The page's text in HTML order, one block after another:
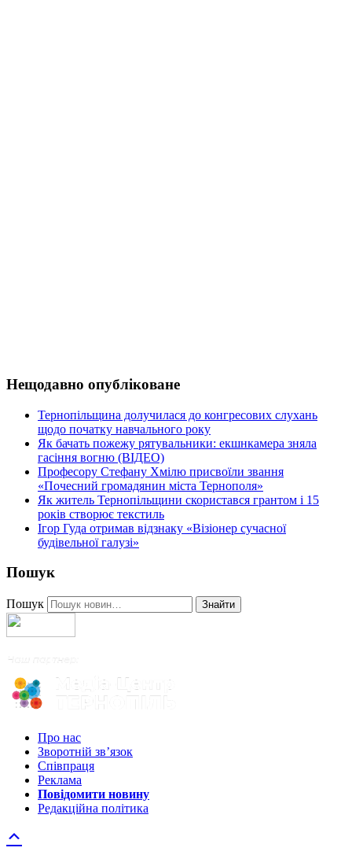
Нещодавно опубліковане
Тернопільщина долучилася до конгресових слухань
щодо початку навчального року
Як бачать пожежу рятувальники: екшнкамера зняла
гасіння вогню (ВІДЕО)
Професору Стефану Хмілю присвоїли звання
«Почесний громадянин міста Тернополя»
Як житель Тернопільщини скористався грантом і 15
років створює текстиль
Ігор Гуда отримав відзнаку «Візіонер сучасної
будівельної галузі»
Пошук
Пошук Знайти
Про нас
Зворотній зв’язок
Співпраця
Реклама
Повідомити новину
Редакційна політика